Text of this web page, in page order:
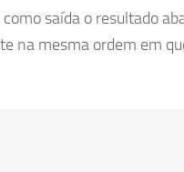
saída o resultado
na mesma ordem em